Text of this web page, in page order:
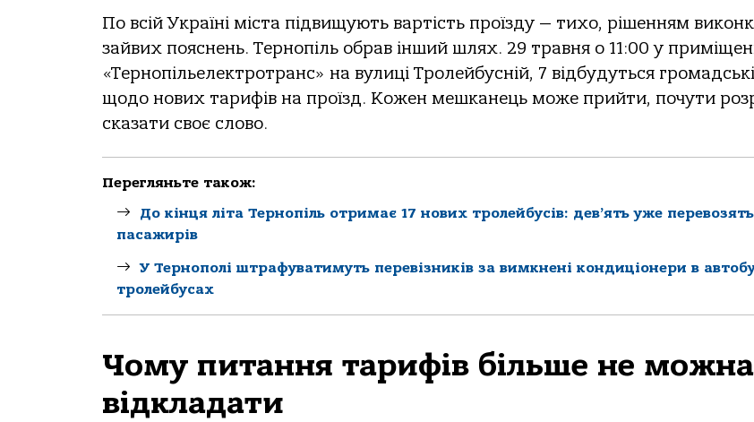
По всій Україні міста підвищують вартість проїзду — тихо, рішенням
зайвих пояснень. Тернопіль обрав інший шлях. 29 травня о 11:00 у
«Тернопільелектротранс» на вулиці Тролейбусній, 7 відбудуться
щодо нових тарифів на проїзд. Кожен мешканець може прийти, почути
сказати своє слово.
Перегляньте також:
До кінця літа Тернопіль отримає 17 нових тролейбусів: дев’ять уже перевозять
пасажирів
У Тернополі штрафуватимуть перевізників за вимкнені кондиціонери в
тролейбусах
Чому питання тарифів більше не можна
відкладати